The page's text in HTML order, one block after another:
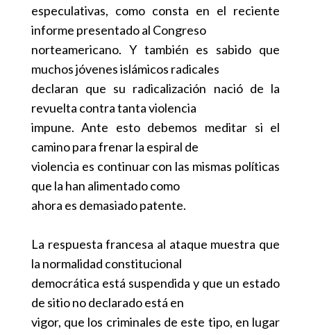
especulativas, como consta en el reciente
informe presentado al Congreso
norteamericano. Y también es sabido que
muchos jóvenes islámicos radicales
declaran que su radicalización nació de la
revuelta contra tanta violencia
impune. Ante esto debemos meditar si el
camino para frenar la espiral de
violencia es continuar con las mismas políticas
que la han alimentado como
ahora es demasiado patente.
La respuesta francesa al ataque muestra que
la normalidad constitucional
democrática está suspendida y que un estado
de sitio no declarado está en
vigor, que los criminales de este tipo, en lugar